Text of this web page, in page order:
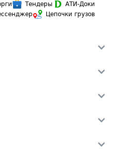
Тендеры
АТИ-Доки
Цепочки грузов